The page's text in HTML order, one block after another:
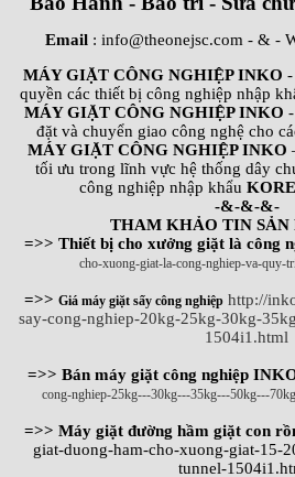
Email : info@theonejsc.com - & -
MÁY GIẶT CÔNG NGHIỆP INKO
quyền các thiết bị công nghiệp nhập
MÁY GIẶT CÔNG NGHIỆP INKO
đặt và chuyển giao công nghệ cho
MÁY GIẶT CÔNG NGHIỆP INKO
tối ưu trong lĩnh vực hệ thống dây
công nghiệp nhập khẩu
-&-&-&-
THAM KHẢO TIN SẢN
=>> Thiết bị cho xưởng giặt là công
cho-xuong-giat-la-cong-nghiep-va-quy-
=>> Giá máy giặt sấy công nghiệp http://
say-cong-nghiep-20kg-25kg-30kg-
1504i1.html
=>> Bán máy giặt công nghiệp
cong-nghiep-25kg---30kg---35kg---50kg---
=>> Máy giặt đường hầm giặt con
giat-duong-ham-cho-xuong-giat-15-
tunnel-